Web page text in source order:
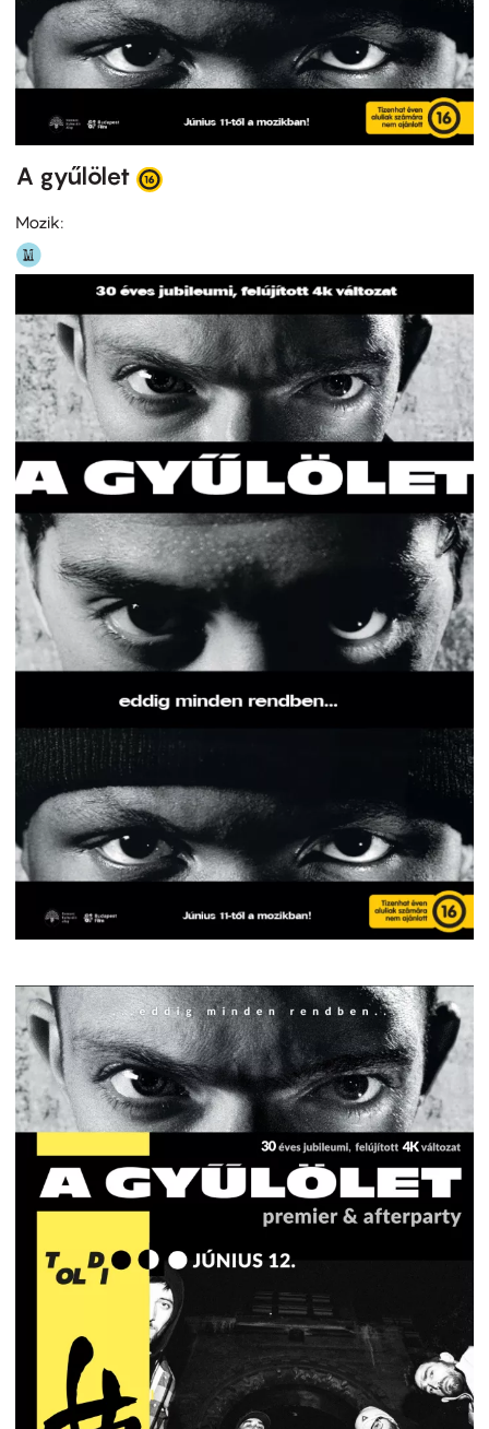
A gyűlölet
Mozik: